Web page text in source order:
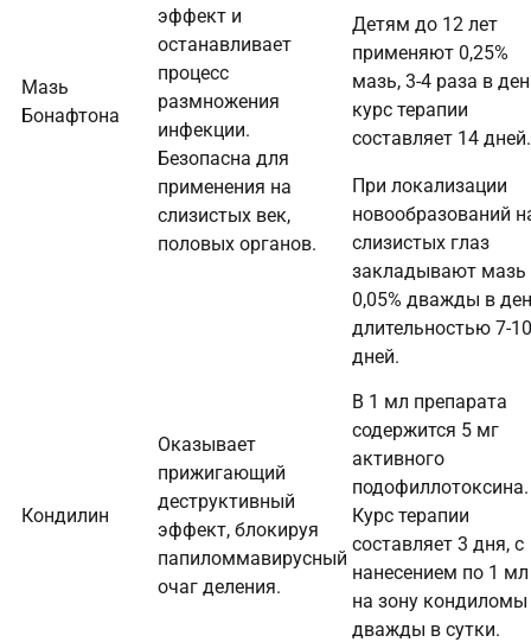
Мазь
Бонафтона
эффект и
останавливает
процесс
размножения
инфекции.
Безопасна для
применения на
слизистых век,
половых органов.
Детям до 12 лет
применяют 0,25%
мазь, 3-4 раза в
курс терапии
составляет 14 дней.
При локализации
новообразований
слизистых глаз
закладывают мазь
0,05% дважды в
длительностью 7-10
дней.
Кондилин
Оказывает
прижигающий
деструктивный
эффект, блокируя
папиломмавирусный
очаг деления.
В 1 мл препарата
содержится 5 мг
активного
подофиллотоксина.
Курс терапии
составляет 3 дня, с
нанесением по 1 мл
на зону кондиломы
дважды в сутки.